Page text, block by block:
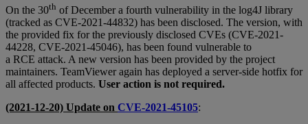
On the 30th of December a fourth vulnerability in the log4J library
(tracked as CVE-2021-44832) has been disclosed. The version, with
the provided fix for the previously disclosed CVEs (CVE-2021-
44228, CVE-2021-45046), has been found vulnerable to
a RCE attack. A new version has been provided by the project
maintainers. TeamViewer again has deployed a server-side hotfix for
all affected products. User action is not required.
(2021-12-20) Update on CVE-2021-45105: